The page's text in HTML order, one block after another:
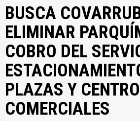
BUSCA
ELIMINAR
COBRO DEL
PLAZAS Y
COMERCIALES